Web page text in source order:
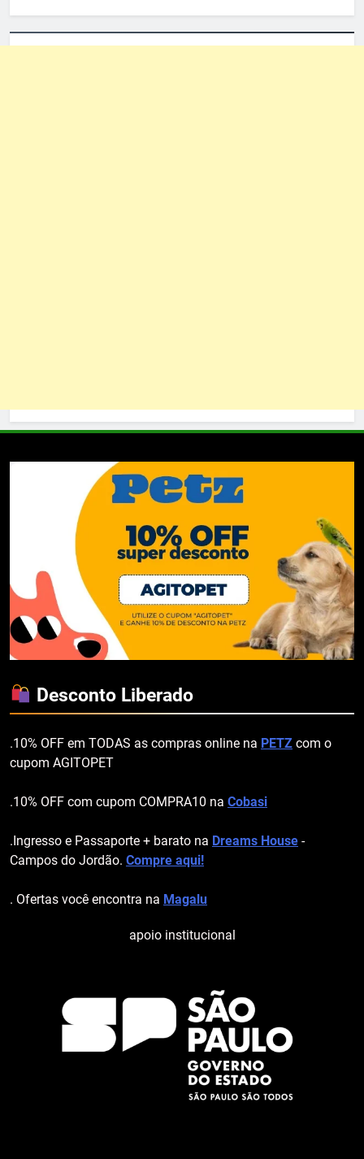
Desconto Liberado
.10% OFF em TODAS as compras online na PETZ com o
cupom AGITOPET
.10% OFF com cupom COMPRA10 na Cobasi
.Ingresso e Passaporte + barato na Dreams House -
Campos do Jordão. Compre aqui!
. Ofertas você encontra na Magalu
apoio institucional